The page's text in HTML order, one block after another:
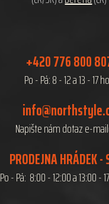
+420 776 800
Po - Pá: 8 - 12 a 13 - 17
Napište nám dotaz e-
PRODEJNA HRÁDEK -
Po - Pá: 8:00 - 12:00 a 13:00 -